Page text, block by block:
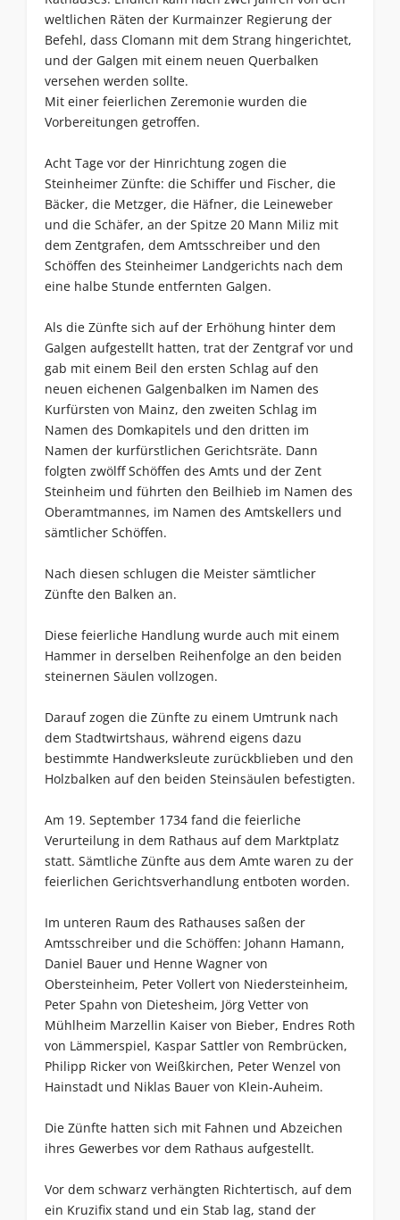
weltlichen Räten der Kurmainzer Regierung der
Befehl, dass Clomann mit dem Strang hingerichtet,
und der Galgen mit einem neuen Querbalken
versehen werden sollte.
Mit einer feierlichen Zeremonie wurden die
Vorbereitungen getroffen.
Acht Tage vor der Hinrichtung zogen die
Steinheimer Zünfte: die Schiffer und Fischer, die
Bäcker, die Metzger, die Häfner, die Leineweber
und die Schäfer, an der Spitze 20 Mann Miliz mit
dem Zentgrafen, dem Amtsschreiber und den
Schöffen des Steinheimer Landgerichts nach dem
eine halbe Stunde entfernten Galgen.
Als die Zünfte sich auf der Erhöhung hinter dem
Galgen aufgestellt hatten, trat der Zentgraf vor und
gab mit einem Beil den ersten Schlag auf den
neuen eichenen Galgenbalken im Namen des
Kurfürsten von Mainz, den zweiten Schlag im
Namen des Domkapitels und den dritten im
Namen der kurfürstlichen Gerichtsräte. Dann
folgten zwölff Schöffen des Amts und der Zent
Steinheim und führten den Beilhieb im Namen des
Oberamtmannes, im Namen des Amtskellers und
sämtlicher Schöffen.
Nach diesen schlugen die Meister sämtlicher
Zünfte den Balken an.
Diese feierliche Handlung wurde auch mit einem
Hammer in derselben Reihenfolge an den beiden
steinernen Säulen vollzogen.
Darauf zogen die Zünfte zu einem Umtrunk nach
dem Stadtwirtshaus, während eigens dazu
bestimmte Handwerksleute zurückblieben und den
Holzbalken auf den beiden Steinsäulen befestigten.
Am 19. September 1734 fand die feierliche
Verurteilung in dem Rathaus auf dem Marktplatz
statt. Sämtliche Zünfte aus dem Amte waren zu der
feierlichen Gerichtsverhandlung entboten worden.
Im unteren Raum des Rathauses saßen der
Amtsschreiber und die Schöffen: Johann Hamann,
Daniel Bauer und Henne Wagner von
Obersteinheim, Peter Vollert von Niedersteinheim,
Peter Spahn von Dietesheim, Jörg Vetter von
Mühlheim Marzellin Kaiser von Bieber, Endres Roth
von Lämmerspiel, Kaspar Sattler von Rembrücken,
Philipp Ricker von Weißkirchen, Peter Wenzel von
Hainstadt und Niklas Bauer von Klein-Auheim.
Die Zünfte hatten sich mit Fahnen und Abzeichen
ihres Gewerbes vor dem Rathaus aufgestellt.
Vor dem schwarz verhängten Richtertisch, auf dem
ein Kruzifix stand und ein Stab lag, stand der